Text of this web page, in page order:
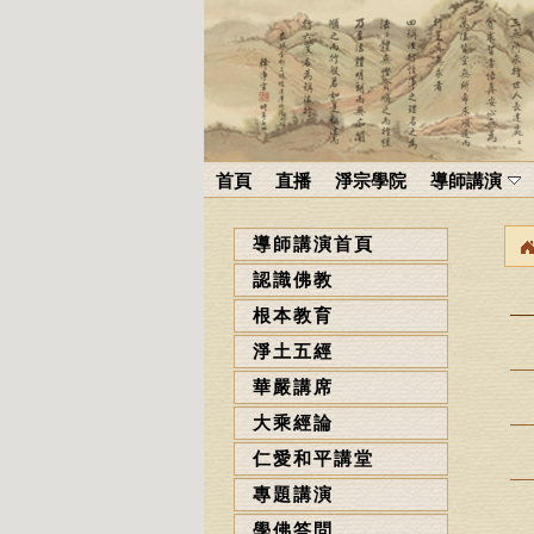
首頁 直播 淨宗學院 導師講演
導師講演首頁
認識佛教
根本教育
淨土五經
華嚴講席
大乘經論
仁愛和平講堂
專題講演